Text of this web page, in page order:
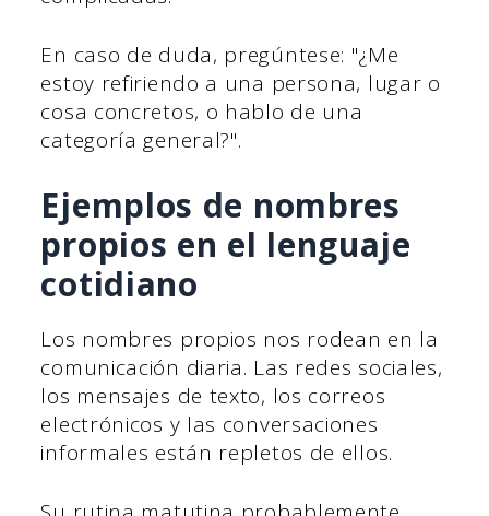
En caso de duda, pregúntese: "¿Me
estoy refiriendo a una persona, lugar o
cosa concretos, o hablo de una
categoría general?".
Ejemplos de nombres
propios en el lenguaje
cotidiano
Los nombres propios nos rodean en la
comunicación diaria. Las redes sociales,
los mensajes de texto, los correos
electrónicos y las conversaciones
informales están repletos de ellos.